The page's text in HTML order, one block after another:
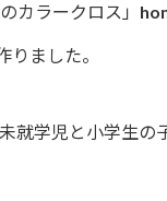
のカラークロス」
りました。
就学児と小学生の